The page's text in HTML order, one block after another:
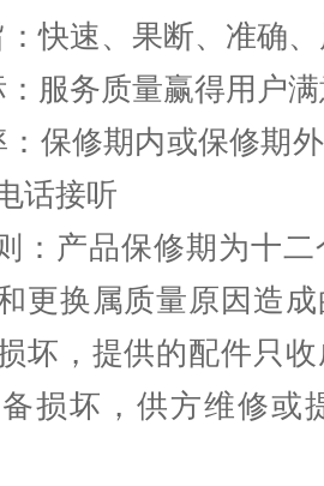
：快速、果断、准
：服务质量赢得用
保修期内或保修期
话接听
：产品保修期为十
更换属质量原因造
坏，提供的配件只
损坏，供方维修或